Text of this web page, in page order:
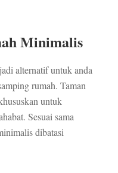
Minimalis
alternatif untuk anda
rumah. Taman
untuk
Sesuai sama
dibatasi